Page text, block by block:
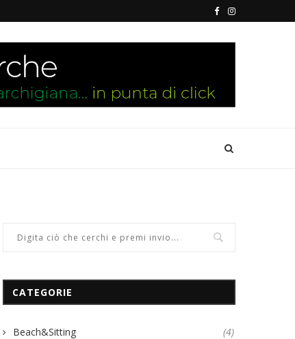
CATEGORIE
Beach&Sitting (4)